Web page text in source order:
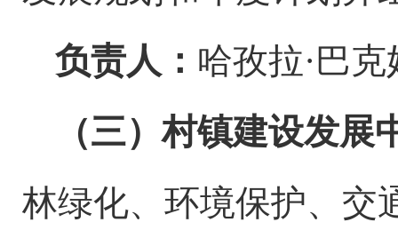
负责人： 哈孜拉·巴克
（三）村镇建设发展
林绿化、环境保护、交